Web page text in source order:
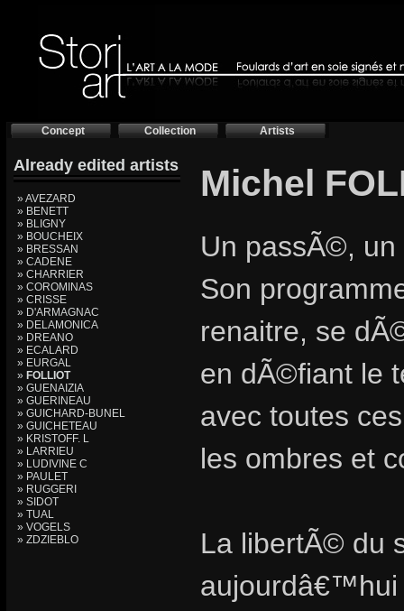
Concept Collection Artists
Already edited artists
» AVEZARD
» BENETT
» BLIGNY
» BOUCHEIX
» BRESSAN
» CADENE
» CHARRIER
» COROMINAS
» CRISSE
» D'ARMAGNAC
» DELAMONICA
» DREANO
» ECALARD
» EURGAL
» FOLLIOT
» GUENAIZIA
» GUERINEAU
» GUICHARD-BUNEL
» GUICHETEAU
» KRISTOFF. L
» LARRIEU
» LUDIVINE C
» PAULET
» RUGGERI
» SIDOT
» TUAL
» VOGELS
» ZDZIEBLO
Michel
Un passÃ©,
Son
renaitre, se
en dÃ©fiant le
avec toutes
les ombres et
La libertÃ© du